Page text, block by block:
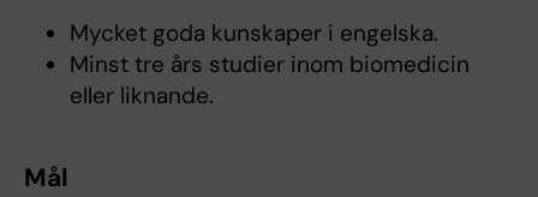
Mycket goda kunskaper i engelska.
Minst tre års studier inom biomedicin
eller liknande.
Mål